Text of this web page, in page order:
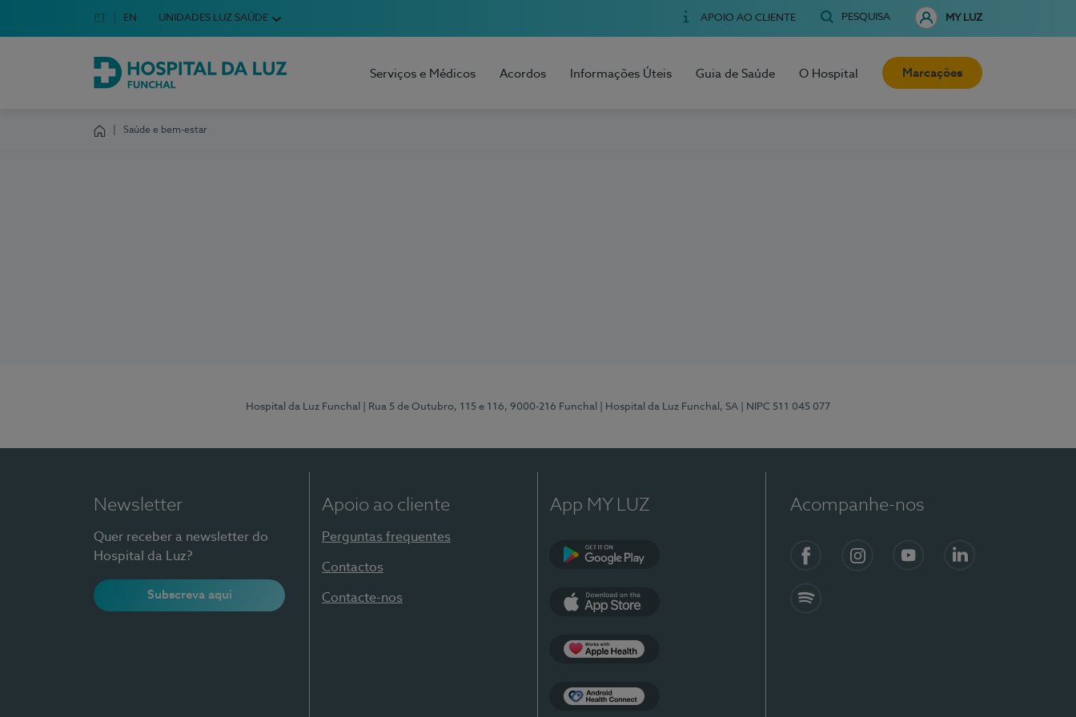
Escolha o seu idioma
Idioma em Português
PT English Language
EN UNIDADES LUZ SAÚDE APOIO AO CLIENTE PESQUISA MY LUZ
Hospital da Luz Funchal
Serviços e Médicos Acordos Informações Úteis Guia de Saúde O Hospital Marcações
Saúde e bem-estar
Hospital da Luz Funchal | Rua 5 de Outubro, 115 e 116, 9000-216 Funchal | Hospital da Luz Funchal, SA | NIPC 511 045 077
Newsletter
Quer receber a newsletter do
Hospital da Luz?
Subscreva aqui
Apoio ao cliente
Perguntas frequentes
Contactos
Contacte-nos
App MY LUZ Acompanhe-nos